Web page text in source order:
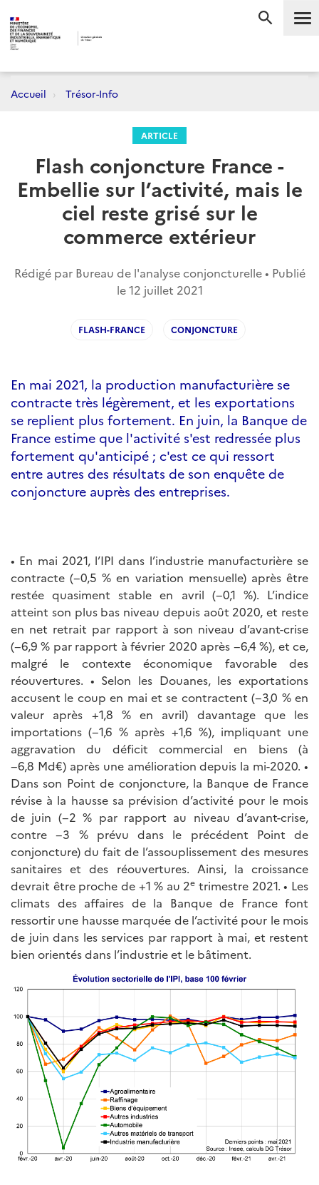
Accueil Trésor-Info
ARTICLE
Flash conjoncture France -
Embellie sur l’activité, mais le
ciel reste grisé sur le
commerce extérieur
Rédigé par Bureau de l'analyse conjoncturelle • Publié
le12 juillet 2021
FLASH-FRANCE CONJONCTURE
En mai 2021, la production manufacturière se
contracte très légèrement, et les exportations
se replient plus fortement. En juin, la Banque de
France estime que l'activité s'est redressée plus
fortement qu'anticipé ; c'est ce qui ressort
entre autres des résultats de son enquête de
conjoncture auprès des entreprises.
• En mai 2021, l’IPI dans l’industrie manufacturière se
contracte (−0,5 % en variation mensuelle) après être
restée quasiment stable en avril (−0,1 %). L’indice
atteint son plus bas niveau depuis août 2020, et reste
en net retrait par rapport à son niveau d’avant-crise
(−6,9 % par rapport à février 2020 après −6,4 %), et ce,
malgré le contexte économique favorable des
réouvertures. • Selon les Douanes, les exportations
accusent le coup en mai et se contractent (−3,0 % en
valeur après +1,8 % en avril) davantage que les
importations (−1,6 % après +1,6 %), impliquant une
aggravation du déficit commercial en biens (à
−6,8 Md€) après une amélioration depuis la mi-2020. •
Dans son Point de conjoncture, la Banque de France
révise à la hausse sa prévision d’activité pour le mois
de juin (−2 % par rapport au niveau d’avant-crise,
contre −3 % prévu dans le précédent Point de
conjoncture) du fait de l’assouplissement des mesures
sanitaires et des réouvertures. Ainsi, la croissance
devrait être proche de +1 % au 2e trimestre 2021. • Les
climats des affaires de la Banque de France font
ressortir une hausse marquée de l’activité pour le mois
de juin dans les services par rapport à mai, et restent
bien orientés dans l’industrie et le bâtiment.